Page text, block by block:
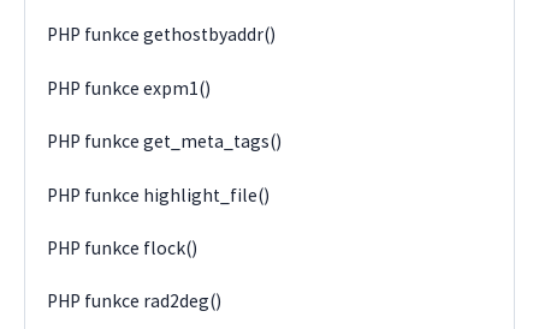
PHP funkce gethostbyaddr()
PHP funkce expm1()
PHP funkce get_meta_tags()
PHP funkce highlight_file()
PHP funkce flock()
PHP funkce rad2deg()